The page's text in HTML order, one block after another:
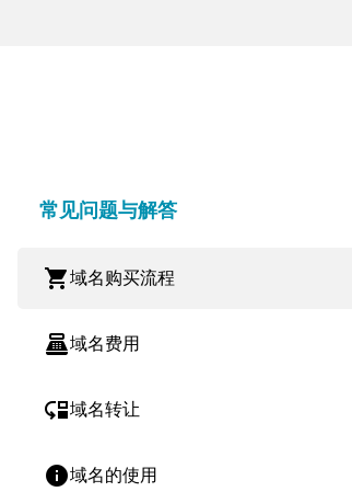
常见问题与解答
shopping_cart域名购买流程
point_of_sale域名费用
move_down域名转让
info域名的使用